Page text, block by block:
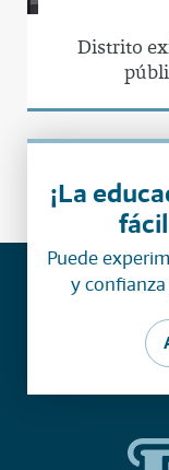
Distrito
¡La
Puede
y confianza